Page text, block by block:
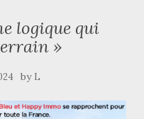
logique qui
»
by L